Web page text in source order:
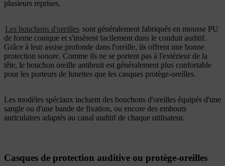
plusieurs reprises.
Les bouchons d'oreilles sont généralement fabriqués en mousse PU
de forme conique et s'insèrent facilement dans le conduit auditif.
Grâce à leur assise profonde dans l'oreille, ils offrent une bonne
protection sonore. Comme ils ne se portent pas à l'extérieur de la
tête, le bouchon oreille antibruit est généralement plus confortable
pour les porteurs de lunettes que les casques protège-oreilles.
Les modèles spéciaux incluent des bouchons d'oreilles équipés d'une
sangle ou d'une bande de fixation, ou encore des embouts
auriculaires adaptés au canal auditif de chaque utilisateur.
Casques de protection auditive ou protège-oreilles